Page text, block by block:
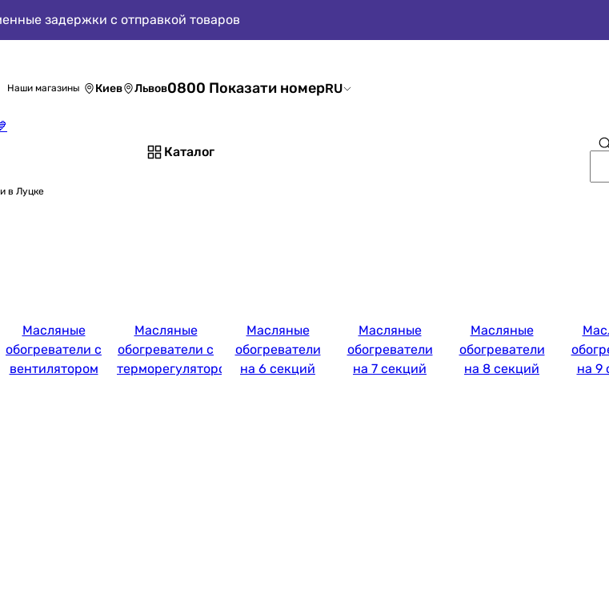
задержки с отправкой товаров
Наши магазины Киев Львов0800 Показати номерRU
Каталог
в Луцке
Масляные
обогреватели с
вентилятором
Масляные
обогреватели с
терморегулятором
Масляные
обогреватели
на 6 секций
Масляные
обогреватели
на 7 секций
Масляные
обогреватели
на 8 секций
на 9